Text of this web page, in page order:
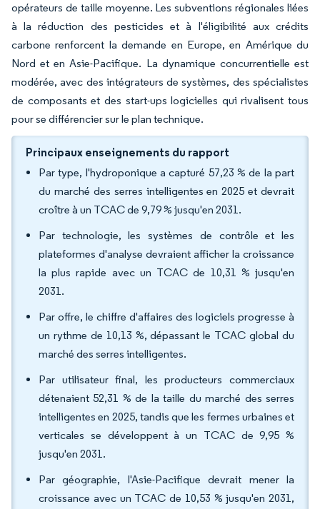
opérateurs de taille moyenne. Les subventions régionales liées
à la réduction des pesticides et à l'éligibilité aux crédits
carbone renforcent la demande en Europe, en Amérique du
Nord et en Asie-Pacifique. La dynamique concurrentielle est
modérée, avec des intégrateurs de systèmes, des spécialistes
de composants et des start-ups logicielles qui rivalisent tous
pour se différencier sur le plan technique.
Principaux enseignements du rapport
Par type, l'hydroponique a capturé 57,23 % de la part
du marché des serres intelligentes en 2025 et devrait
croître à un TCAC de 9,79 % jusqu'en 2031.
Par technologie, les systèmes de contrôle et les
plateformes d'analyse devraient afficher la croissance
la plus rapide avec un TCAC de 10,31 % jusqu'en
2031.
Par offre, le chiffre d'affaires des logiciels progresse à
un rythme de 10,13 %, dépassant le TCAC global du
marché des serres intelligentes.
Par utilisateur final, les producteurs commerciaux
détenaient 52,31 % de la taille du marché des serres
intelligentes en 2025, tandis que les fermes urbaines et
verticales se développent à un TCAC de 9,95 %
jusqu'en 2031.
Par géographie, l'Asie-Pacifique devrait mener la
croissance avec un TCAC de 10,53 % jusqu'en 2031,